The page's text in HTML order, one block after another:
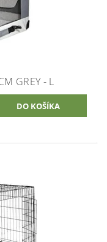
GREY - L